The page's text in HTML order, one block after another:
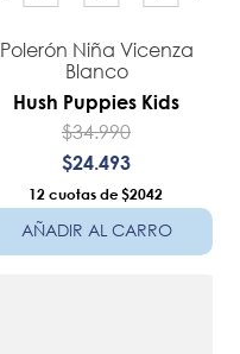
Polerón Niña Vicenza
Blanco
Hush Puppies Kids
$34.990
$24 493
12 $2042
AÑADIR AL CARRO